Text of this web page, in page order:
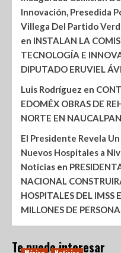
Innovación, Presedida
Villega Del Partido
en INSTALAN LA
TECNOLOGÍA E
DIPUTADO ERUVIEL
Luis Rodríguez en
EDOMÉX OBRAS DE
NORTE EN
El Presidente Revela
Nuevos Hospitales a
Noticias en
NACIONAL
HOSPITALES DEL IMSS
MILLONES DE
Te puede interesar